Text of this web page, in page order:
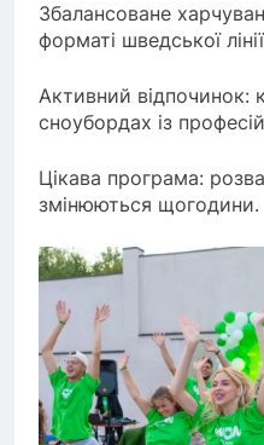
Збалансоване
форматі шведської
Активний відпочинок:
сноубордах із
Цікава програма:
змінюються щогодини.